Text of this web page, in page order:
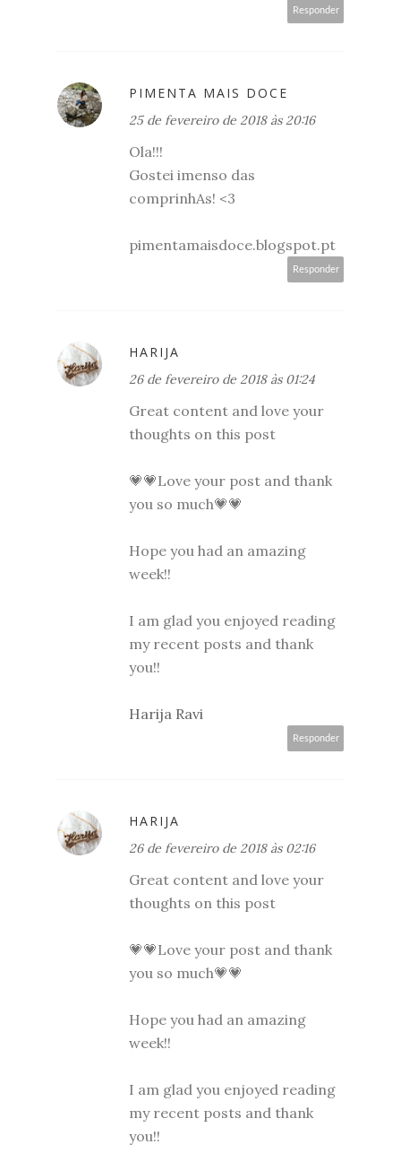
Responder
PIMENTA MAIS DOCE
25 de fevereiro de 2018 às 20:16
Ola!!!
Gostei imenso das
comprinhAs! <3
pimentamaisdoce.blogspot.pt
Responder
HARIJA
26 de fevereiro de 2018 às 01:24
Great content and love your
thoughts on this post
💗💗Love your post and thank
you so much💗💗
Hope you had an amazing
week!!
I am glad you enjoyed reading
my recent posts and thank
you!!
Harija Ravi
Responder
HARIJA
26 de fevereiro de 2018 às 02:16
Great content and love your
thoughts on this post
💗💗Love your post and thank
you so much💗💗
Hope you had an amazing
week!!
I am glad you enjoyed reading
my recent posts and thank
you!!